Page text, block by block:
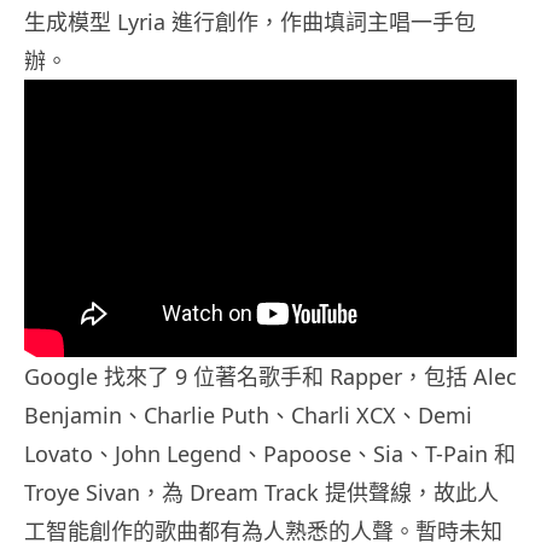
生成模型 Lyria 進行創作，作曲填詞主唱一手包
辦。
Google 找來了 9 位著名歌手和 Rapper，包括 Alec
Benjamin、Charlie Puth、Charli XCX、Demi
Lovato、John Legend、Papoose、Sia、T-Pain 和
Troye Sivan，為 Dream Track 提供聲線，故此人
工智能創作的歌曲都有為人熟悉的人聲。暫時未知